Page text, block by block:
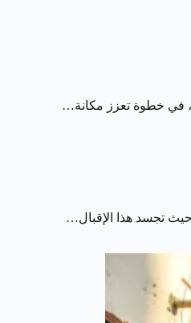
في خطوة تعزز مكانة…
تجسد هذا الإقبال…